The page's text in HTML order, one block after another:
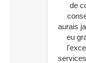
de
aurais
eu